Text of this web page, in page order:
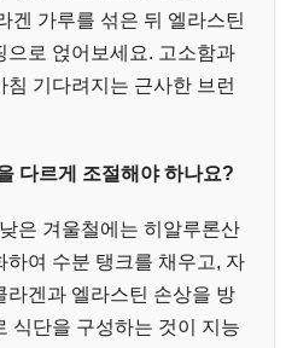
겐 가루를 섞은 뒤 엘라스틴
으로 얹어보세요. 고소함과
기다려지는 근사한 브런
다르게 조절해야 하나요?
은 겨울철에는 히알루론산
하여 수분 탱크를 채우고, 자
라겐과 엘라스틴 손상을 방
식단을 구성하는 것이 지능